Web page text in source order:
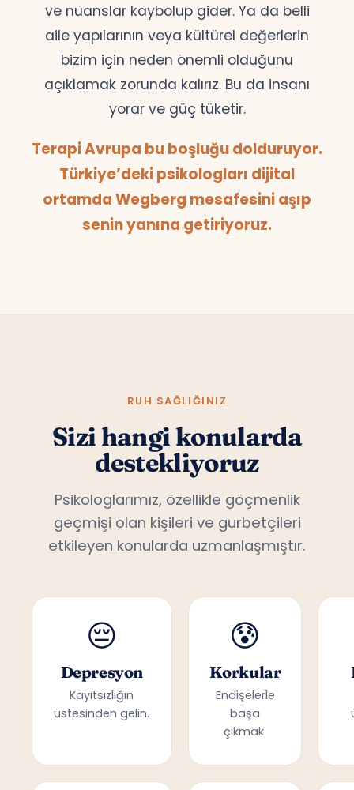
ve nüanslar kaybolup gider. Ya da belli
aile yapılarının veya kültürel değerlerin
bizim için neden önemli olduğunu
açıklamak zorunda kalırız. Bu da insanı
yorar ve güç tüketir.
Terapi Avrupa bu boşluğu dolduruyor.
Türkiye’deki psikologları dijital
ortamda Wegberg mesafesini aşıp
senin yanına getiriyoruz.
RUH SAĞLIĞINIZ
Sizi hangi konularda
destekliyoruz
Psikologlarımız, özellikle göçmenlik
geçmişi olan kişileri ve gurbetçileri
etkileyen konularda uzmanlaşmıştır.
😔
Depresyon
Kayıtsızlığın
üstesinden gelin.
😰
Korkular
Endişelerle
başa
çıkmak.